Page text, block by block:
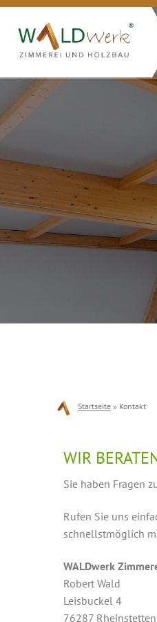
Startseite » Kontakt
WIR
Sie haben Fragen
Rufen Sie uns
schnellstmöglich
WALDwerk
Robert Wald
Leisbuckel 4
76287 Rheinstetten